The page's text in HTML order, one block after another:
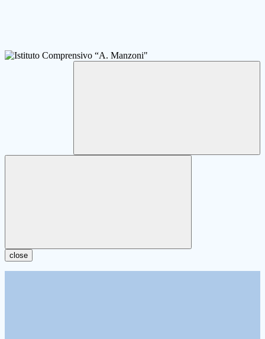
close